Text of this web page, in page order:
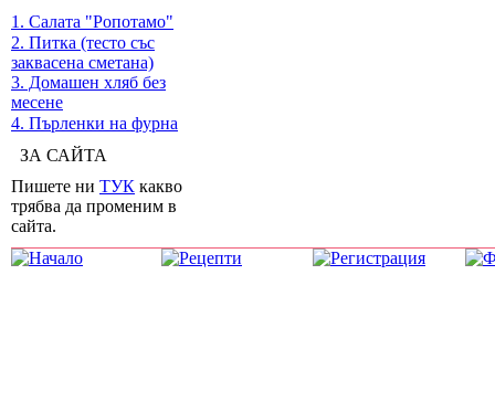
1. Салата "Ропотамо"
2. Питка (тесто със
заквасена сметана)
3. Домашен хляб без
месене
4. Пърленки на фурна
ЗА САЙТА
Пишете ни ТУК какво
трябва да променим в
сайта.